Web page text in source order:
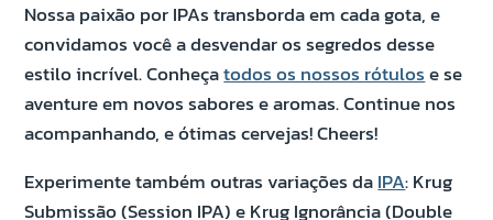
Nossa paixão por IPAs transborda em cada gota, e
convidamos você a desvendar os segredos desse
estilo incrível. Conheçatodos os nossos rótulose se
aventure em novos sabores e aromas. Continue nos
acompanhando, e ótimas cervejas! Cheers!
Experimente também outras variações da IPA: Krug
Submissão (Session IPA) e Krug Ignorância (Double